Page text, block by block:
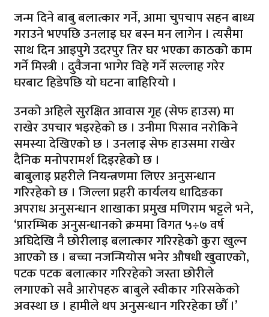
जन्म दिने बाबु बलात्कार गर्ने, आमा चुपचाप सहन बाध्य
गराउने भएपछि उनलाइ घर बस्न मन लागेन । त्यसैमा
साथ दिन आइपुगे उदरपुर तिर घर भएका काठको काम
गर्ने मिस्त्री । दुवैजना भागेर विहे गर्ने सल्लाह गरेर
घरबाट हिडेपछि यो घटना बाहिरियो ।
उनको अहिले सुरक्षित आवास गृह (सेफ हाउस) मा
राखेर उपचार भइरहेको छ । उनीमा पिसाव नरोकिने
समस्या देखिएको छ । उनलाइ सेफ हाउसमा राखेर
दैनिक मनोपरामर्श दिइरहेको छ ।
बाबुलाइ प्रहरीले नियन्त्रणमा लिएर अनुसन्धान
गरिरहेको छ । जिल्ला प्रहरी कार्यलय धादिङका
अपराध अनुसन्धान शाखाका प्रमुख मणिराम भट्टले भने,
‘प्रारम्भिक अनुसन्धानको क्रममा विगत ५÷७ वर्ष
अघिदेखि नै छोरीलाइ बलात्कार गरिरहेको कुरा खुल्न
आएको छ । बच्चा नजन्मियोस भनेर औषधी खुवाएको,
पटक पटक बलात्कार गरिरहेको जस्ता छोरीले
लगाएको सवै आरोपहरु बाबुले स्वीकार गरिसकेको
अवस्था छ । हामीले थप अनुसन्धान गरिरहेका छौँ ।’